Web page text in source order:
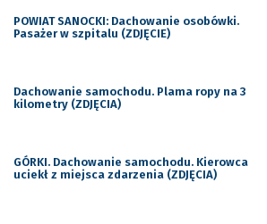
POWIAT SANOCKI: Dachowanie osobówki.
Pasażer w szpitalu (ZDJĘCIE)
Dachowanie samochodu. Plama ropy na 3
kilometry (ZDJĘCIA)
GÓRKI. Dachowanie samochodu. Kierowca
uciekł z miejsca zdarzenia (ZDJĘCIA)